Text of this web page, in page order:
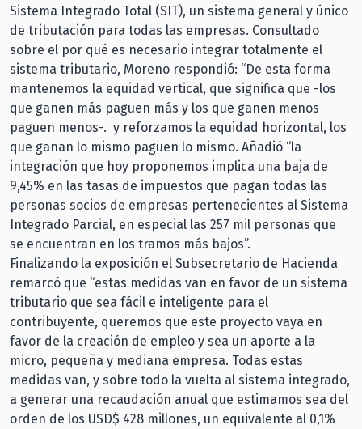
Sistema Integrado Total (SIT), un sistema general y único
de tributación para todas las empresas. Consultado
sobre el por qué es necesario integrar totalmente el
sistema tributario, Moreno respondió: “De esta forma
mantenemos la equidad vertical, que significa que -los
que ganen más paguen más y los que ganen menos
paguen menos-. y reforzamos la equidad horizontal, los
que ganan lo mismo paguen lo mismo. Añadió “la
integración que hoy proponemos implica una baja de
9,45% en las tasas de impuestos que pagan todas las
personas socios de empresas pertenecientes al Sistema
Integrado Parcial, en especial las 257 mil personas que
se encuentran en los tramos más bajos”.
Finalizando la exposición el Subsecretario de Hacienda
remarcó que “estas medidas van en favor de un sistema
tributario que sea fácil e inteligente para el
contribuyente, queremos que este proyecto vaya en
favor de la creación de empleo y sea un aporte a la
micro, pequeña y mediana empresa. Todas estas
medidas van, y sobre todo la vuelta al sistema integrado,
a generar una recaudación anual que estimamos sea del
orden de los USD$ 428 millones, un equivalente al 0,1%